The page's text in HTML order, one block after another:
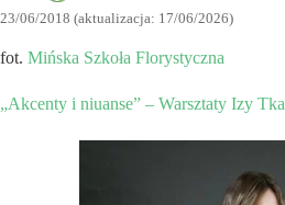
23/06/2018 (aktualizacja: 17/06/2026)
fot. Mińska Szkoła Florystyczna
„Akcenty i niuanse” – Warsztaty Izy